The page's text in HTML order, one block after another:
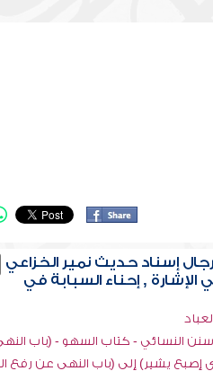
إسناد حديث نمير الخزاعي
الإشارة , إحناء السبابة في
النسائي - كتاب السهو - (باب
إصبع يشير) إلى (باب النهي عن رفع